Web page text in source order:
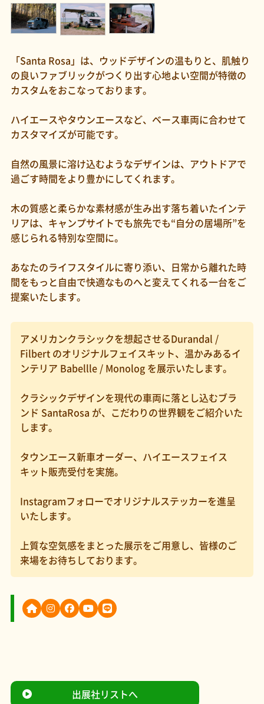
「Santa Rosa」は、ウッドデザインの温もりと、肌触り
の良いファブリックがつくり出す心地よい空間が特徴の
カスタムをおこなっております。
ハイエースやタウンエースなど、ベース車両に合わせて
カスタマイズが可能です。
自然の風景に溶け込むようなデザインは、アウトドアで
過ごす時間をより豊かにしてくれます。
木の質感と柔らかな素材感が生み出す落ち着いたインテ
リアは、キャンプサイトでも旅先でも“自分の居場所”を
感じられる特別な空間に。
あなたのライフスタイルに寄り添い、日常から離れた時
間をもっと自由で快適なものへと変えてくれる一台をご
提案いたします。
アメリカンクラシックを想起させるDurandal /
Filbert のオリジナルフェイスキット、温かみあるイ
ンテリア Babellle / Monolog を展示いたします。
クラシックデザインを現代の車両に落とし込むブラ
ンド SantaRosa が、こだわりの世界観をご紹介いた
します。
タウンエース新車オーダー、ハイエースフェイス
キット販売受付を実施。
Instagramフォローでオリジナルステッカーを進呈
いたします。
上質な空気感をまとった展示をご用意し、皆様のご
来場をお待ちしております。
出展社リストへ